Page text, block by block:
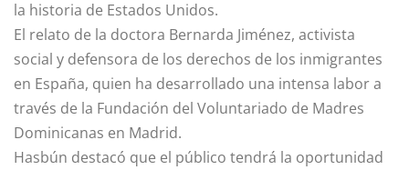
la historia de Estados Unidos.
El relato de la doctora Bernarda Jiménez, activista
social y defensora de los derechos de los inmigrantes
en España, quien ha desarrollado una intensa labor a
través de la Fundación del Voluntariado de Madres
Dominicanas en Madrid.
Hasbún destacó que el público tendrá la oportunidad